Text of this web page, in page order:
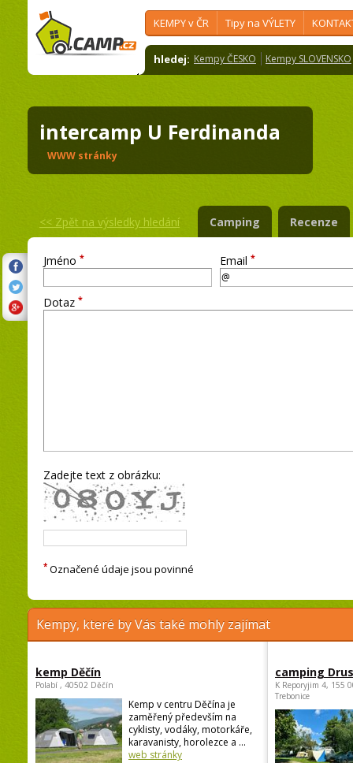
KEMPY v ČR Tipy na VÝLETY
hledej: Kempy ČESKO Kempy SLOVENSKO
intercamp U Ferdinanda
WWW stránky
<< Zpět na výsledky hledání Camping Recenze
Jméno * Email *
Dotaz *
Zadejte text z obrázku:
* Označené údaje jsou povinné
Kempy, které by Vás také mohly zajímat
kemp Děčín
Polabí , 40502 Děčín
Kemp v centru Děčína je
zaměřený především na
cyklisty, vodáky, motorkáře,
karavanisty, horolezce a ...
web stránky
camping
K Reporyjim 4, 155
Trebonice